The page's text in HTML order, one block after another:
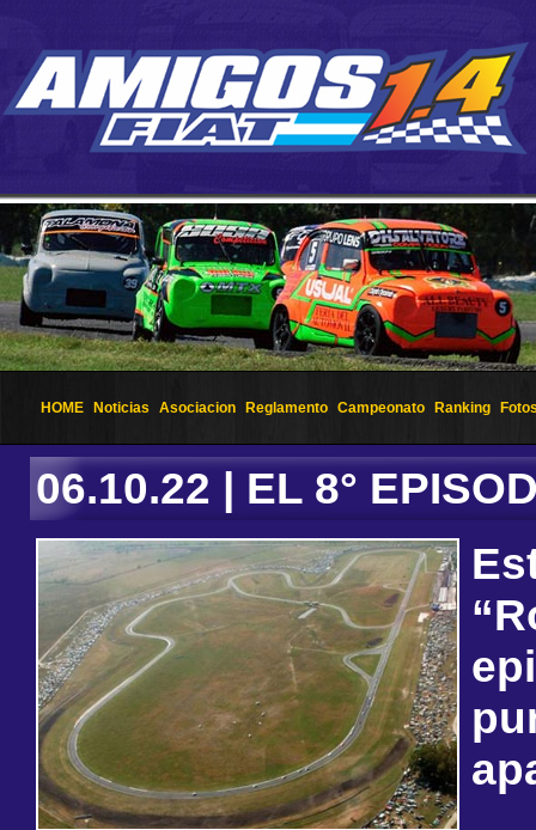
HOME Noticias Asociacion Reglamento Campeonato Ranking
06.10.22 | EL 8°